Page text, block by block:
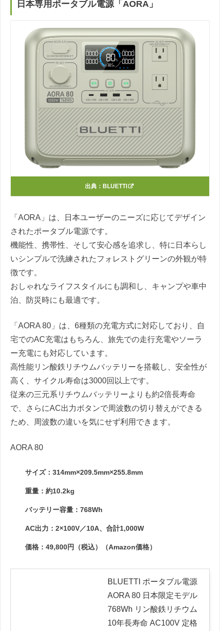
日本専用ポータブル電源「AORA」
出典： BLUETTI
「AORA」は、日本ユーザーのニーズに応じてデザイン
されたポータブル電源です。
機能性、携帯性、そして安心感を追求し、特に日本らし
いシンプルで洗練されたフォレストグリーンの外観が特
徴です。
おしゃれなライフスタイルにも調和し、キャンプや車中
泊、防災時にも最適です。
「AORA 80」は、6種類の充電方式に対応しており、自
宅でのAC充電はもちろん、旅先での走行充電やソーラ
ー充電にも対応しています。
高性能リン酸鉄リチウムバッテリーを搭載し、安全性が
高く、サイクル寿命は3000回以上です。
従来の三元系リチウムバッテリーよりも約2倍長寿命
で、さらにAC出力ボタンで周波数の切り替えができる
ため、周波数の違いを気にせず利用できます。
AORA 80
サイズ：314mm×209.5mm×255.8mm
重量：約10.2kg
バッテリー容量：768Wh
AC出力：2×100V／10A、合計1,000W
価格：49,800円（税込）（Amazon価格）
BLUETTI ポータブル電源
AORA 80 日本限定モデル
768Wh リン酸鉄リチウム
10年長寿命 AC100V 定格